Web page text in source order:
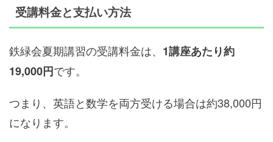
受講料金と支払い方法
鉄緑会夏期講習の受講料金は、 1講座あたり約
19,000円です。
つまり、英語と数学を両方受ける場合は約38,000円
になります。